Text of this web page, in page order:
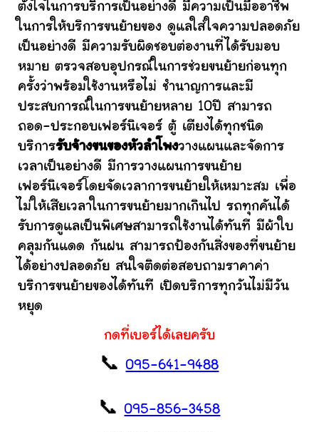
ตั้งใจในการบริการเป็นอย่างดี มีความเป็นมืออาชีพ
ในการให้บริการขนย้ายของ ดูแลใส่ใจความปลอดภัย
เป็นอย่างดี มีความรับผิดชอบต่องานที่ได้รับมอบ
หมาย ตรวจสอบอุปกรณ์ในการช่วยขนย้ายก่อนทุก
ครั้งว่าพร้อมใช้งานหรือไม่ ชำนาญการและมี
ประสบการณ์ในการขนย้ายหลาย 10ปี สามารถ
ถอด-ประกอบเฟอร์นิเจอร์ ตู้ เตียงได้ทุกชนิด
บริการรับจ้างขนของหัวลำโพงวางแผนและจัดการ
เวลาเป็นอย่างดี มีการวางแผนการขนย้าย
เฟอร์นิเจอร์โดยจัดเวลาการขนย้ายให้เหมาะสม เพื่อ
ไม่ให้เสียเวลาในการขนย้ายมากเกินไป รถทุกคันได้
รับการดูแลเป็นพิเศษสามารถใช้งานได้ทันที มีผ้าใบ
คลุมกันแดด กันฝน สามารถป้องกันสิ่งของที่ขนย้าย
ได้อย่างปลอดภัย สนใจติดต่อสอบถามราคาค่า
บริการขนย้ายของได้ทันที เปิดบริการทุกวันไม่มีวัน
หยุด
กดที่เบอร์ได้เลยครับ
📞095-641-9488
📞095-856-3458